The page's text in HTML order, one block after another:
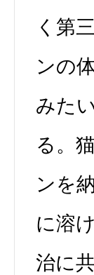
く第
ンの
みた
る。
ンを
に溶
治に